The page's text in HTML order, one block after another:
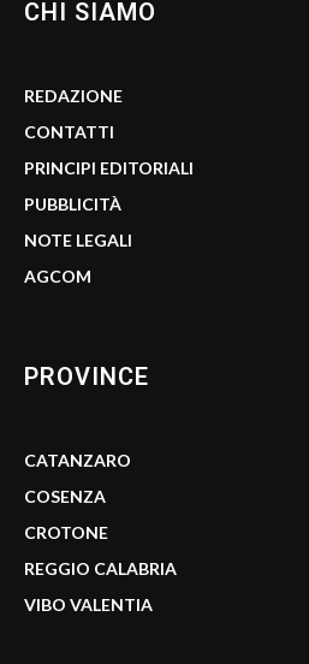
CHI SIAMO
REDAZIONE
CONTATTI
PRINCIPI EDITORIALI
PUBBLICITÀ
NOTE LEGALI
AGCOM
PROVINCE
CATANZARO
COSENZA
CROTONE
REGGIO CALABRIA
VIBO VALENTIA